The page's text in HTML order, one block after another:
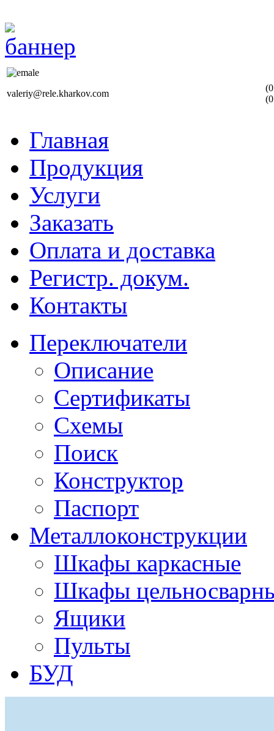
valeriy@rele.kharkov.com
Главная
Продукция
Услуги
Заказать
Оплата и доставка
Регистр. докум.
Контакты
Переключатели
Описание
Сертификаты
Схемы
Поиск
Конструктор
Паспорт
Металлоконструкции
Шкафы каркасные
Шкафы
Ящики
Пульты
БУД